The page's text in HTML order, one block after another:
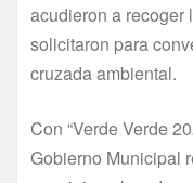
acudieron a recoger
solicitaron para
cruzada ambiental.
Con “Verde Verde
Gobierno Municipal